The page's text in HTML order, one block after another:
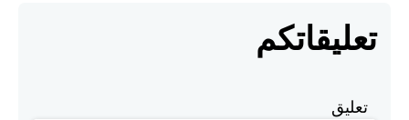
تعليقاتكم
تعليق